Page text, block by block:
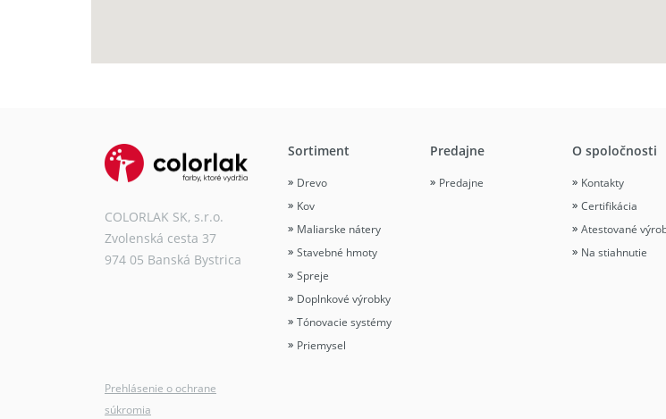
COLORLAK SK, s.r.o.
Zvolenská cesta 37
974 05 Banská Bystrica
Prehlásenie o ochrane
súkromia
Sortiment
Drevo
Kov
Maliarske nátery
Stavebné hmoty
Spreje
Doplnkové výrobky
Tónovacie systémy
Priemysel
Predajne
Predajne
O spoločnosti
Kontakty
Certifikácia
Atestované
Na stiahnutie